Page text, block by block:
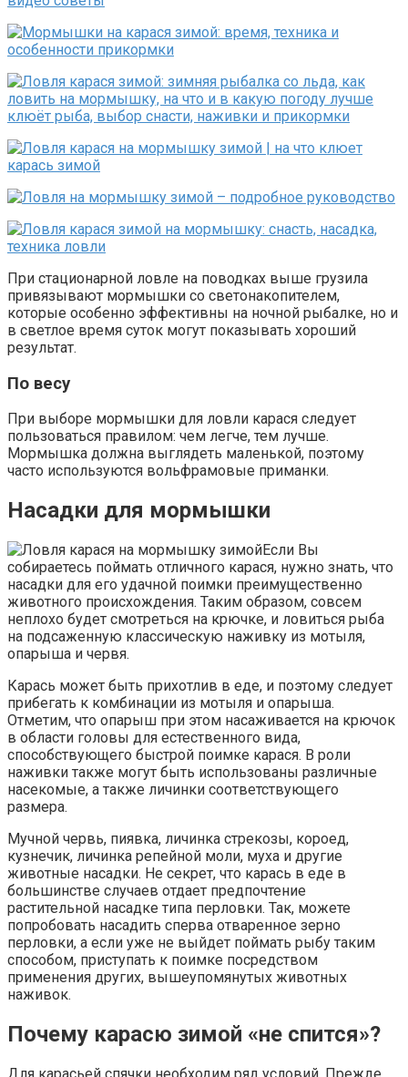
При стационарной ловле на поводках выше грузила
привязывают мормышки со светонакопителем,
которые особенно эффективны на ночной рыбалке, но и
в светлое время суток могут показывать хороший
результат.
По весу
При выборе мормышки для ловли карася следует
пользоваться правилом: чем легче, тем лучше.
Мормышка должна выглядеть маленькой, поэтому
часто используются вольфрамовые приманки.
Насадки для мормышки
Если Вы
собираетесь поймать отличного карася, нужно знать, что
насадки для его удачной поимки преимущественно
животного происхождения. Таким образом, совсем
неплохо будет смотреться на крючке, и ловиться рыба
на подсаженную классическую наживку из мотыля,
опарыша и червя.
Карась может быть прихотлив в еде, и поэтому следует
прибегать к комбинации из мотыля и опарыша.
Отметим, что опарыш при этом насаживается на крючок
в области головы для естественного вида,
способствующего быстрой поимке карася. В роли
наживки также могут быть использованы различные
насекомые, а также личинки соответствующего
размера.
Мучной червь, пиявка, личинка стрекозы, короед,
кузнечик, личинка репейной моли, муха и другие
животные насадки. Не секрет, что карась в еде в
большинстве случаев отдает предпочтение
растительной насадке типа перловки. Так, можете
попробовать насадить сперва отваренное зерно
перловки, а если уже не выйдет поймать рыбу таким
способом, приступать к поимке посредством
применения других, вышеупомянутых животных
наживок.
Почему карасю зимой «не спится»?